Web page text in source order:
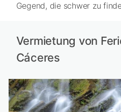
Gegend, die schwer zu
Vermietung von
Cáceres